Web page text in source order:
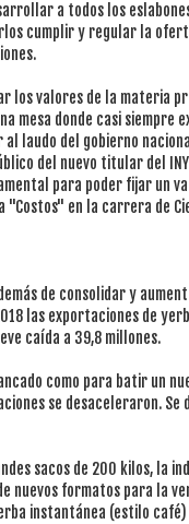
a todos los
cumplir y regular la
los valores de la materia
mesa donde casi siempre
laudo del gobierno
del nuevo titular del
para poder fijar un
en la carrera de
de consolidar y
las exportaciones de
caída a 39,8 millones.
como para batir un
se desaceleraron. Se
sacos de 200 kilos, la
nuevos formatos para la
instantánea (estilo